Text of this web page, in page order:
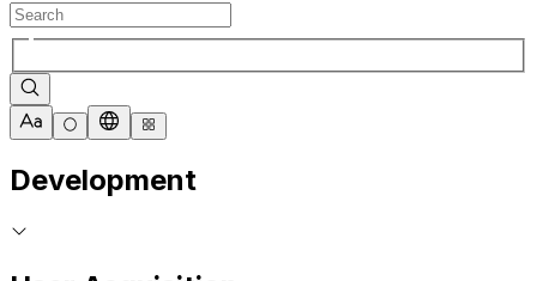
Development